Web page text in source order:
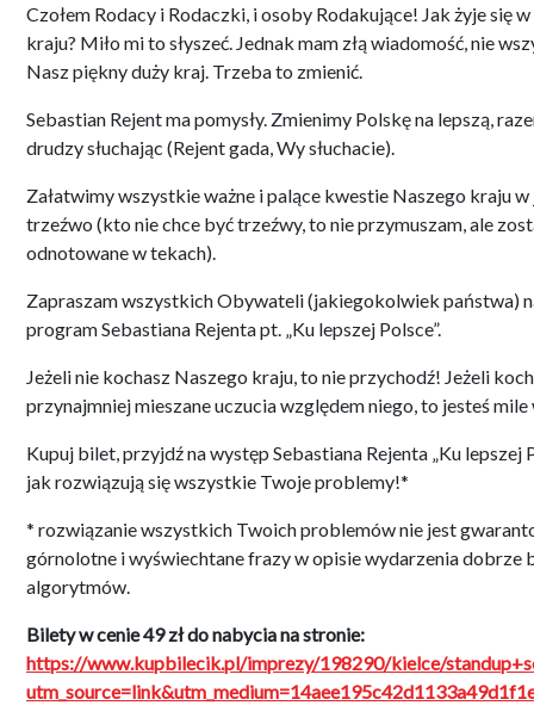
Czołem Rodacy i Rodaczki, i osoby Rodakujące! Jak żyje się
kraju? Miło mi to słyszeć. Jednak mam złą wiadomość, nie
Nasz piękny duży kraj. Trzeba to zmienić.
Sebastian Rejent ma pomysły. Zmienimy Polskę na lepszą,
drudzy słuchając (Rejent gada, Wy słuchacie).
Załatwimy wszystkie ważne i palące kwestie Naszego kraju w
trzeźwo (kto nie chce być trzeźwy, to nie przymuszam, ale
odnotowane w tekach).
Zapraszam wszystkich Obywateli (jakiegokolwiek państwa)
program Sebastiana Rejenta pt. „Ku lepszej Polsce”.
Jeżeli nie kochasz Naszego kraju, to nie przychodź! Jeżeli
przynajmniej mieszane uczucia względem niego, to jesteś
Kupuj bilet, przyjdź na występ Sebastiana Rejenta „Ku lepszej
jak rozwiązują się wszystkie Twoje problemy!*
* rozwiązanie wszystkich Twoich problemów nie jest
górnolotne i wyświechtane frazy w opisie wydarzenia dobrze
algorytmów.
Bilety w cenie 49 zł do nabycia na stronie:
https://www.kupbilecik.pl/imprezy/198290/kielce/